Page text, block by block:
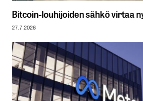
Bitcoin-louhijoiden sähkö virtaa
27.7.2026